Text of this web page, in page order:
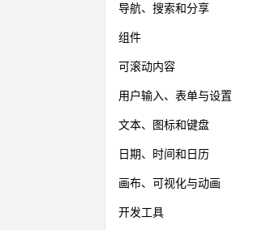
导航、搜索和分享
组件
可滚动内容
用户输入、表单与设置
文本、图标和键盘
日期、时间和日历
画布、可视化与动画
开发工具